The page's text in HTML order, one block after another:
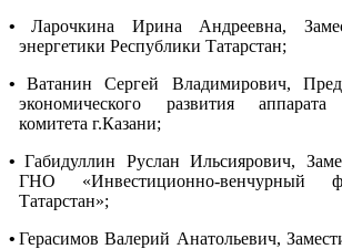
•
Ларочкина Ирина Андреевна,
энергетики Республики Татарстан;
•
Ватанин Сергей Владимирович,
экономического развития аппарата
комитета г.Казани;
• Габидуллин Руслан Ильсиярович,
ГНО «Инвестиционно-венчурный
Татарстан»;
• Герасимов Валерий Анатольевич,